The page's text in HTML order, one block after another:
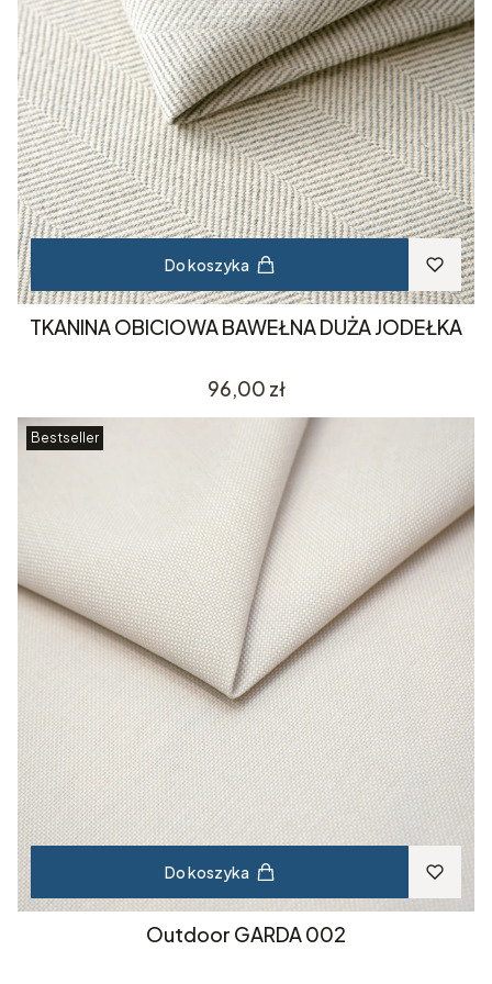
Do koszyka
TKANINA OBICIOWA BAWEŁNA DUŻA JODEŁKA
Cena
96,00 zł
Bestseller
Do koszyka
Outdoor GARDA 002